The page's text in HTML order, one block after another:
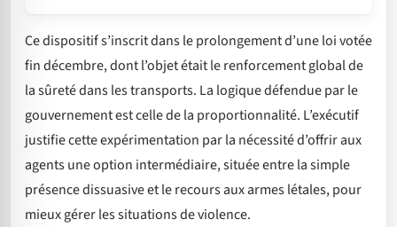
Ce dispositif s’inscrit dans le prolongement d’une loi votée
fin décembre, dont l’objet était le renforcement global de
la sûreté dans les transports. La logique défendue par le
gouvernement est celle de la proportionnalité. L’exécutif
justifie cette expérimentation par la nécessité d’offrir aux
agents une option intermédiaire, située entre la simple
présence dissuasive et le recours aux armes létales, pour
mieux gérer les situations de violence.